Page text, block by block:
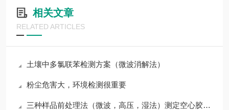
相关文章
RELATED ARTICLES
土壤中多氯联苯检测方案（微波消解法）
粉尘危害大，环境检测很重要
三种样品前处理法（微波，高压，湿法）测定空心胶囊Cr